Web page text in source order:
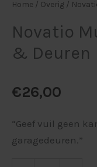
Home / Overig /
Novatio
& Deuren
€26,00
“Geef vuil geen
garagedeuren.”